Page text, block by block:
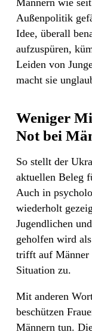
Außenpolitik
Idee, überall
aufzuspüren,
Leiden von
macht sie
Weniger
Not bei
So stellt der
aktuellen Beleg
Auch in
wiederholt
Jugendlichen
geholfen wird
trifft auf Männer
Situation zu.
Mit anderen
beschützen
Männern tun.